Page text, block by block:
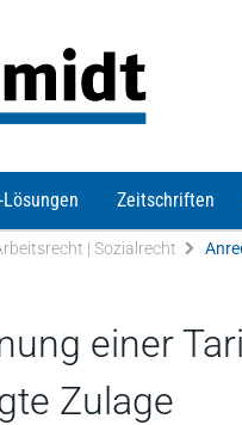
Lösungen Zeitschriften
| Sozialrecht
einer
Zulage